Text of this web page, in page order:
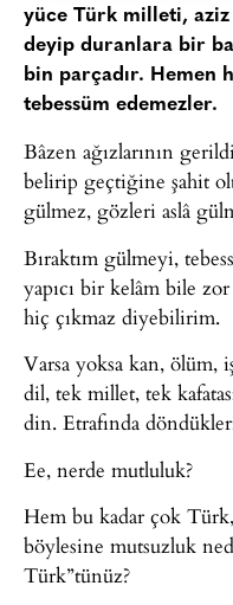
yüce Türk milleti,
deyip duranlara bir
bin parçadır. Hemen
tebessüm edemezler.
Bâzen ağızlarının
belirip geçtiğine şahit
gülmez, gözleri aslâ
Bıraktım gülmeyi,
yapıcı bir kelâm bile
hiç çıkmaz diyebilirim.
Varsa yoksa kan, ölüm,
dil, tek millet, tek
din. Etrafında
Ee, nerde mutluluk?
Hem bu kadar çok
böylesine mutsuzluk
Türk”tünüz?